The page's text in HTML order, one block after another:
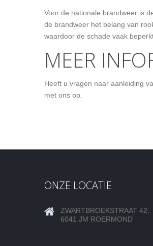
Voor de nationale brandweer is
de brandweer het belang van
waardoor de schade vaak
MEER
Heeft u vragen naar aanleiding
met ons op.
ONZE LOCATIE
ZWARTBROEKSTRAAT 42,
6041 JM ROERMOND